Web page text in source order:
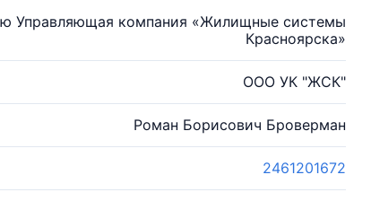
Управляющая компания «Жилищные системы
Красноярска»
ООО УК "ЖСК"
Роман Борисович Броверман
2461201672